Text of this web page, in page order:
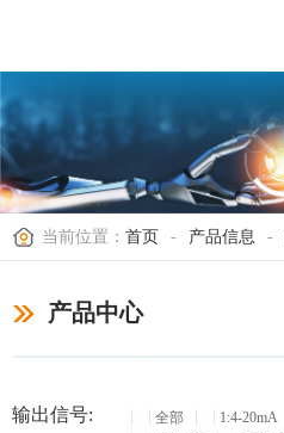
当前位置： 首页 - 产品信息 -
产品中心
输出信号: 全部 1:4-20mA